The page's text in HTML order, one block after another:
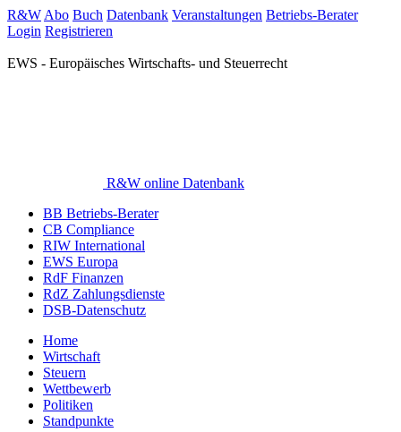
R&W Abo Buch Datenbank Veranstaltungen Betriebs-Berater
Login Registrieren
EWS - Europäisches Wirtschafts- und Steuerrecht
R&W online Datenbank
BB Betriebs-Berater
CB Compliance
RIW International
EWS Europa
RdF Finanzen
RdZ Zahlungsdienste
DSB-Datenschutz
Home
Wirtschaft
Steuern
Wettbewerb
Politiken
Standpunkte